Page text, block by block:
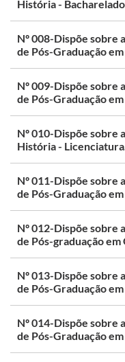
História - Bacharelado.
Nº 008-Dispõe sobre
de Pós-Graduação em
Nº 009-Dispõe sobre
de Pós-Graduação em
Nº 010-Dispõe sobre
História - Licenciatura.
Nº 011-Dispõe sobre
de Pós-Graduação em
Nº 012-Dispõe sobre
de Pós-graduação em
Nº 013-Dispõe sobre
de Pós-Graduação
Nº 014-Dispõe sobre
de Pós-Graduação